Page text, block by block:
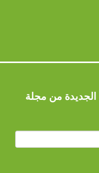
من مجلة